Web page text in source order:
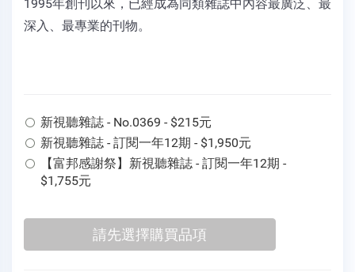
1995年創刊以來，已經成為同類雜誌中內容最廣泛、最
深入、最專業的刊物。
新視聽雜誌 - No.0369 - $215元
新視聽雜誌 - 訂閱一年12期 - $1,950元
【富邦感謝祭】新視聽雜誌 - 訂閱一年12期 -
$1,755元